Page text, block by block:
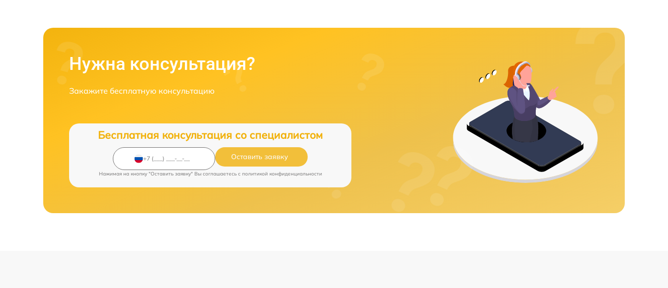
Нужна консультация?
Закажите бесплатную консультацию
Бесплатная консультация со специалистом
Оставить заявку
Нажимая на кнопку "Оставить заявку" Вы соглашаетесь c политикой конфиденциальности